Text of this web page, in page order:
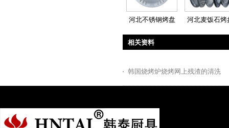
河北不锈钢烤盘 河北麦饭石烤
相关资料
韩国烧烤炉烧烤网上残渣的清洗